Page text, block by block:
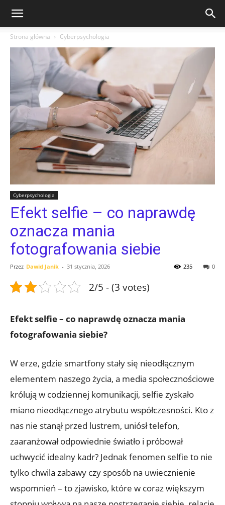
Strona główna Cyberpsychologia
Cyberpsychologia
Efekt selfie – co naprawdę
oznacza mania
fotografowania siebie
Przez Dawid Janik - 31 stycznia, 2026 0
235
2/5 - (3 votes)
Efekt selfie – co⁣ naprawdę ‍oznacza mania
fotografowania ⁢siebie?
W erze, gdzie smartfony stały się nieodłącznym ​
elementem naszego życia, a media społecznościowe
⁤królują w codziennej komunikacji, selfie zyskało
miano nieodłącznego atrybutu współczesności. Kto z
nas nie stanął przed lustrem, ​uniósł telefon,
zaaranżował⁤ odpowiednie światło i próbował
uchwycić idealny kadr? Jednak fenomen‌ selfie to nie
tylko⁤ chwila zabawy czy sposób na uwiecznienie
wspomnień –‌ to zjawisko, które w coraz większym